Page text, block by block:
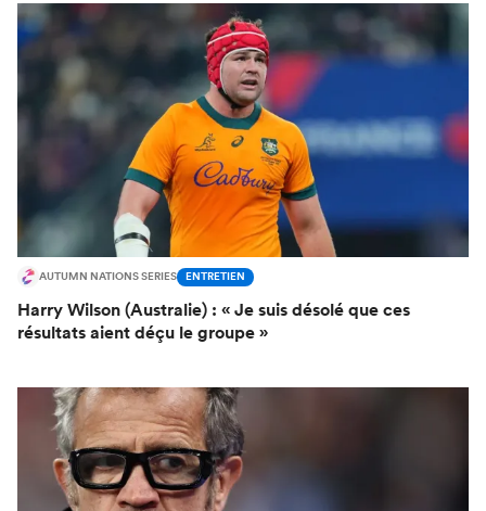
AUTUMN NATIONS SERIES ENTRETIEN
Harry Wilson (Australie) : « Je suis désolé que ces
résultats aient déçu le groupe »